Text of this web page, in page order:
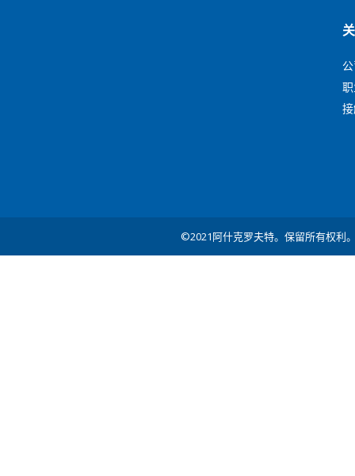
©2021阿什克罗夫特。保留所有权利